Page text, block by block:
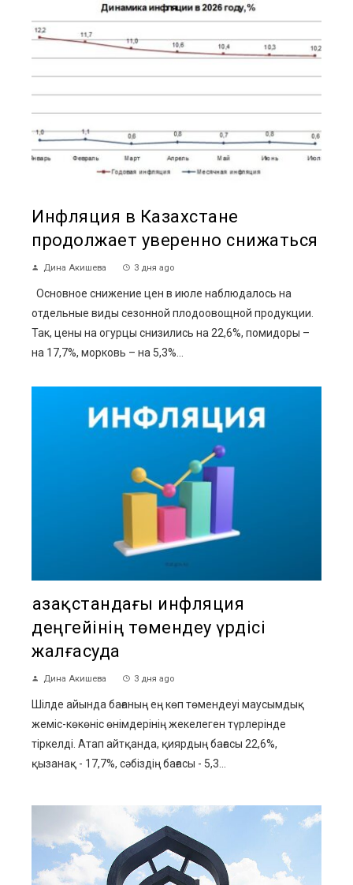
Инфляция в Казахстане
продолжает уверенно снижаться
Дина Акишева 3 дня ago
Основное снижение цен в июле наблюдалось на
отдельные виды сезонной плодоовощной продукции.
Так, цены на огурцы снизились на 22,6%, помидоры –
на 17,7%, морковь – на 5,3%...
Қазақстандағы инфляция
деңгейінің төмендеу үрдісі
жалғасуда
Дина Акишева 3 дня ago
Шілде айында бағаның ең көп төмендеуі маусымдық
жеміс-көкөніс өнімдерінің жекелеген түрлерінде
тіркелді. Атап айтқанда, қиярдың бағасы 22,6%,
қызанақ - 17,7%, сәбіздің бағасы - 5,3...